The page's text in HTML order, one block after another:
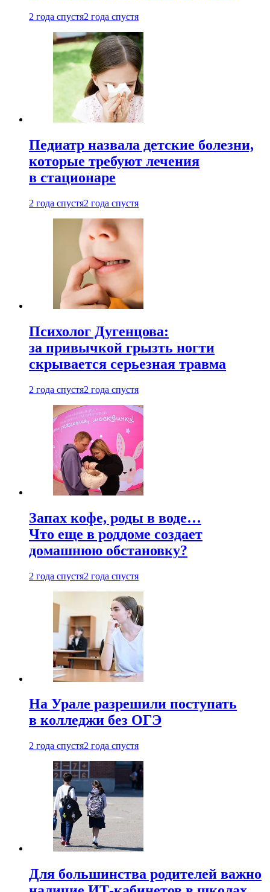
2 года спустя2 года спустя
Педиатр назвала детские болезни,
которые требуют лечения
в стационаре
2 года спустя2 года спустя
Психолог Дугенцова:
за привычкой грызть ногти
скрывается серьезная травма
2 года спустя2 года спустя
Запах кофе, роды в воде…
Что еще в роддоме создает
домашнюю обстановку?
2 года спустя2 года спустя
На Урале разрешили поступать
в колледжи без ОГЭ
2 года спустя2 года спустя
Для большинства родителей важно